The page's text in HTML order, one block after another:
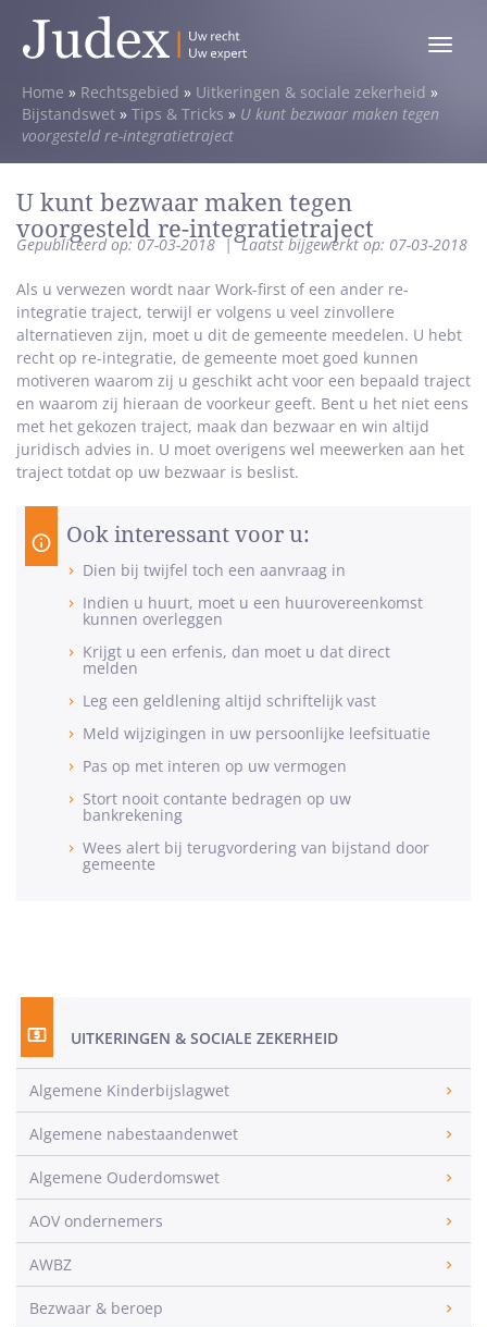
Toggle
Home » Rechtsgebied » Uitkeringen & sociale zekerheid »
Bijstandswet » Tips & Tricks » U kunt bezwaar maken tegen
voorgesteld re-integratietraject
U kunt bezwaar maken tegen
voorgesteld re-integratietraject
Gepubliceerd op: 07-03-2018|Laatst bijgewerkt op: 07-03-2018
Als u verwezen wordt naar Work-first of een ander re-
integratie traject, terwijl er volgens u veel zinvollere
alternatieven zijn, moet u dit de gemeente meedelen. U hebt
recht op re-integratie, de gemeente moet goed kunnen
motiveren waarom zij u geschikt acht voor een bepaald traject
en waarom zij hieraan de voorkeur geeft. Bent u het niet eens
met het gekozen traject, maak dan bezwaar en win altijd
juridisch advies in. U moet overigens wel meewerken aan het
traject totdat op uw bezwaar is beslist.
Ook interessant voor u:
Dien bij twijfel toch een aanvraag in
Indien u huurt, moet u een huurovereenkomst
kunnen overleggen
Krijgt u een erfenis, dan moet u dat direct
melden
Leg een geldlening altijd schriftelijk vast
Meld wijzigingen in uw persoonlijke leefsituatie
Pas op met interen op uw vermogen
Stort nooit contante bedragen op uw
bankrekening
Wees alert bij terugvordering van bijstand door
gemeente
UITKERINGEN & SOCIALE ZEKERHEID
Algemene Kinderbijslagwet
Algemene nabestaandenwet
Algemene Ouderdomswet
AOV ondernemers
AWBZ
Bezwaar & beroep